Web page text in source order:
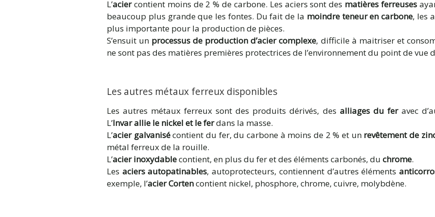
L’aciercontient moins de 2 % de carbone. Les aciers sont des matières ferreuses
beaucoup plus grande que les fontes. Du fait de la moindre teneur en carbone, les
plus importante pour la production de pièces.
S’ensuit un processus de production d’acier complexe, difficile à maitriser et
ne sont pas des matières premières protectrices de l’environnement du point de vue
Les autres métaux ferreux disponibles
Les autres métaux ferreux sont des produits dérivés, des alliages du fer avec
L’Invar allie le nickel et le ferdans la masse.
L’acier galvanisécontient du fer, du carbone à moins de 2 % et un revêtement de
métal ferreux de la rouille.
L’acier inoxydablecontient, en plus du fer et des éléments carbonés, du chrome.
Les aciers autopatinables, autoprotecteurs, contiennent d’autres éléments
exemple, l’acier Cortencontient nickel, phosphore, chrome, cuivre, molybdène.